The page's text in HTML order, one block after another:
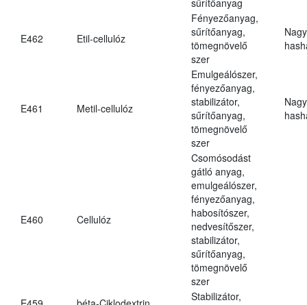
E462 Etil-cellulóz
Fényezőanyag,
sűrítőanyag,
tömegnövelő
szer
E461 Metil-cellulóz
Emulgeálószer,
fényezőanyag,
stabilizátor,
sűrítőanyag,
tömegnövelő
szer
E460 Cellulóz
Csomósodást
gátló anyag,
emulgeálószer,
fényezőanyag,
habosítószer,
nedvesítőszer,
stabilizátor,
sűrítőanyag,
tömegnövelő
szer
Stabilizátor,